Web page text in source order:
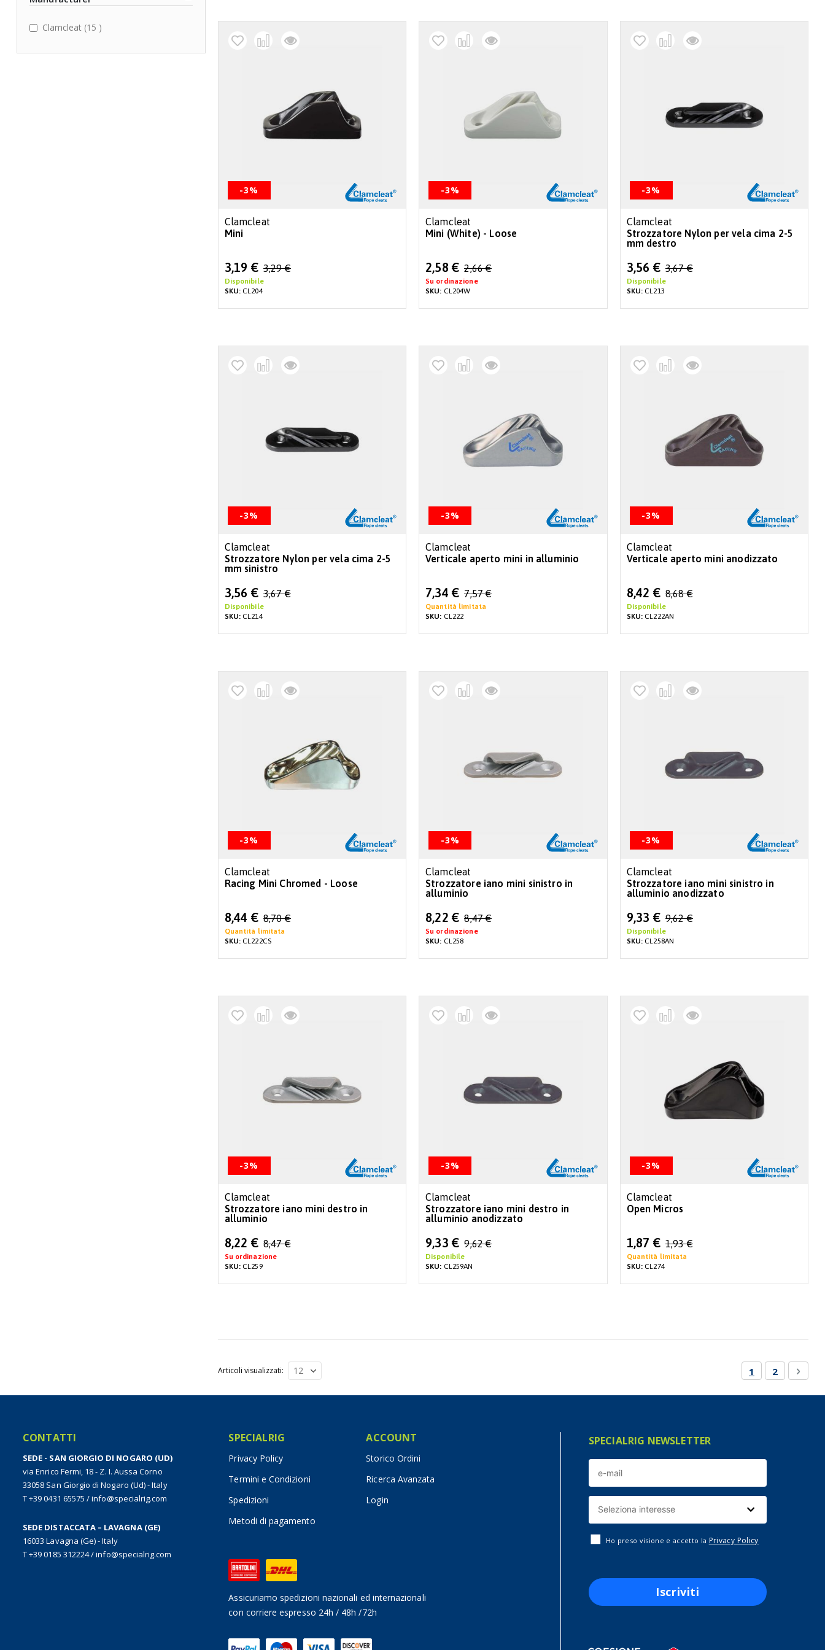
-3%
Clamcleat
Mini
Special
Price
3,19 € 3,29 €
Disponibile
SKU:CL204
-3%
Clamcleat
Mini (White) - Loose
Special
Price
2,58 € 2,66 €
Su ordinazione
SKU: CL204W
-3%
Clamcleat
Strozzatore Nylon per vela cima 2-5
mm destro
Special
Price
3,56 € 3,67 €
Disponibile
SKU:CL213
-3%
Clamcleat
Strozzatore Nylon per vela cima 2-5
mm sinistro
Special
Price
3,56 € 3,67 €
Disponibile
SKU:CL214
-3%
Clamcleat
Verticale aperto mini in alluminio
Special
Price
7,34 € 7,57 €
Quantità limitata
SKU: CL222
-3%
Clamcleat
Verticale aperto mini anodizzato
Special
Price
8,42 € 8,68 €
Disponibile
SKU:CL222AN
-3%
Clamcleat
Racing Mini Chromed - Loose
Special
Price
8,44 € 8,70 €
Quantità limitata
SKU:CL222CS
-3%
Clamcleat
Strozzatore iano mini sinistro in
alluminio
Special
Price
8,22 € 8,47 €
Su ordinazione
SKU: CL258
-3%
Clamcleat
Strozzatore iano mini sinistro in
alluminio anodizzato
Special
Price
9,33 € 9,62 €
Disponibile
SKU:CL258AN
-3%
Clamcleat
Strozzatore iano mini destro in
alluminio
Special
Price
8,22 € 8,47 €
Su ordinazione
SKU:CL259
-3%
Clamcleat
Strozzatore iano mini destro in
alluminio anodizzato
Special
Price
9,33 € 9,62 €
Disponibile
SKU: CL259AN
-3%
Clamcleat
Open Micros
Special
Price
1,87 € 1,93 €
Quantità limitata
SKU:CL274
Pagina
Attualmente
1 Pagina
2
Articoli visualizzati
Clamcleat 15 items
CONTATTI
SEDE - SAN GIORGIO DI NOGARO (UD)
via Enrico Fermi, 18 - Z. I. Aussa Corno
33058 San Giorgio di Nogaro (Ud) - Italy
T +39 0431 65575 /info@specialrig.com
SEDE DISTACCATA – LAVAGNA (GE)
16033 Lavagna (Ge) - Italy
T +39 0185 312224/info@specialrig.com
SPECIALRIG
Privacy Policy
Termini e Condizioni
Spedizioni
Metodi di pagamento
ACCOUNT
Storico Ordini
Ricerca Avanzata
Login
Assicuriamo spedizioni nazionali ed internazionali
con corriere espresso 24h / 48h /72h
SPECIALRIG NEWSLETTER
Ho preso visione e accetto la Privacy Policy
Iscriviti